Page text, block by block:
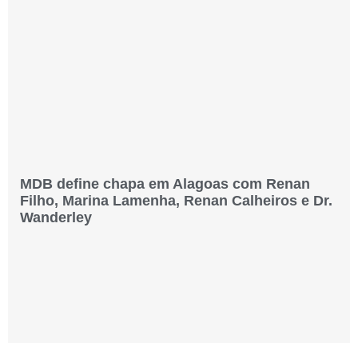
MDB define chapa em Alagoas com Renan
Filho, Marina Lamenha, Renan Calheiros e Dr.
Wanderley